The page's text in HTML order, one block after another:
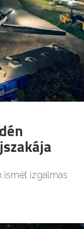
ismét izgalmas